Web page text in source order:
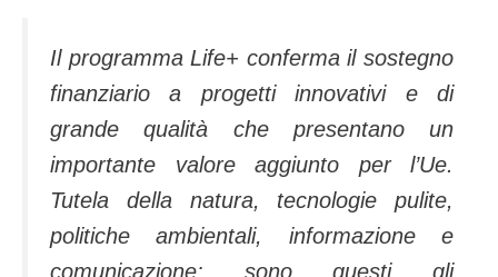
Il programma Life+ conferma il sostegno
finanziario a progetti innovativi e di
grande qualità che presentano un
importante valore aggiunto per l’Ue.
Tutela della natura, tecnologie pulite,
politiche ambientali, informazione e
comunicazione: sono questi gli